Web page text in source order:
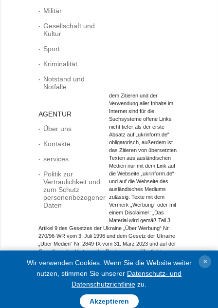
Militär
Gesellschaft und
Kultur
Sport
Kriminalität
Notstand und
Notfälle
AGENTUR
Über uns
Kontakte
services
Politik zur
Vertraulichkeit und
zum Schutz
personenbezogener
Daten
dem Zitieren und der
Verwendung aller Inhalte im
Internet sind für die
Suchsysteme offene Links
nicht tiefer als der erste
Absatz auf „ukrinform.de“
obligatorisch, außerdem ist
das Zitieren von übersetzten
Texten aus ausländischen
Medien nur mit dem Link auf
die Webseite „ukrinform.de“
und auf die Webseite des
ausländisches Mediums
zulässig. Texte mit dem
Vermerk „Werbung“ oder mit
einem Disclaimer: „Das
Material wird gemäß Teil 3
Artikel 9 des Gesetzes der Ukraine „Über Werbung“ Nr.
270/96-WR vom 3. Juli 1996 und dem Gesetz der Ukraine
„Über Medien“ Nr. 2849-IX vom 31. März 2023 und auf der
Grundlage des Vertrags/der Rechnung veröffentlicht.
Objekt im Bereich Onlinemedien; Medien-ID R40-01421.
© 2015-2026 Ukrinform. Alle Rechte sind geschützt.
Wir verwenden Cookies. Wenn Sie die Website weiter
nutzen, stimmen Sie unserer Datenschutz- und
Datenschutzrichtlinie zu.
Akzeptieren
×